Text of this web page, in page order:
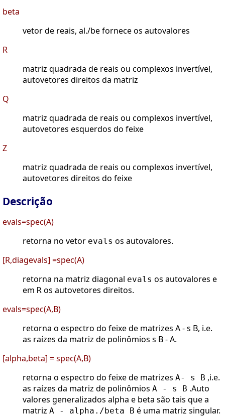
beta
vetor de reais, al./be fornece os autovalores
R
matriz quadrada de reais ou complexos invertível,
autovetores direitos da matriz
Q
matriz quadrada de reais ou complexos invertível,
autovetores esquerdos do feixe
Z
matriz quadrada de reais ou complexos invertível,
autovetores direitos do feixe
Descrição
evals=spec(A)
retorna no vetor evals os autovalores.
[R,diagevals] =spec(A)
retorna na matriz diagonal evals os autovalores e
em R os autovetores direitos.
evals=spec(A,B)
retorna o espectro do feixe de matrizes A - s B, i.e.
as raízes da matriz de polinômios s B - A.
[alpha,beta] = spec(A,B)
retorna o espectro do feixe de matrizes A- s B ,i.e.
as raízes da matriz de polinômios A - s B .Auto
valores generalizados alpha e beta são tais que a
matriz A - alpha./beta B é uma matriz singular.